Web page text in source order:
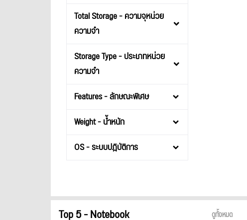
Total Storage - ความจุหน่วย
ความจำ
Storage Type - ประเภทหน่วย
ความจำ
Features - ลักษณะพิเศษ
Weight - น้ำหนัก
OS - ระบบปฎิบัติการ
Top 5 - Notebook ดูทั้งหมด